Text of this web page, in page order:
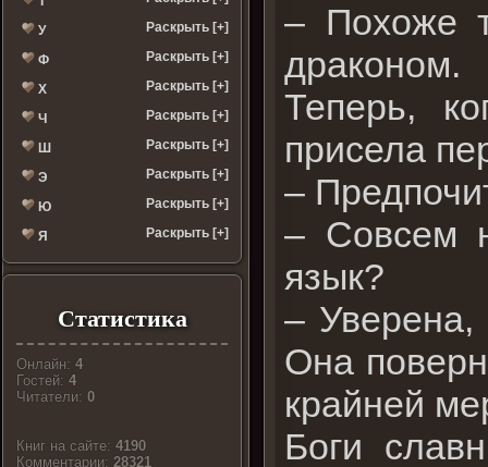
У Раскрыть [+]
Ф Раскрыть [+]
Х Раскрыть [+]
Ч Раскрыть [+]
Ш Раскрыть [+]
Э Раскрыть [+]
Ю Раскрыть [+]
Я Раскрыть [+]
Статистика
Онлайн:4
Гостей:4
Читатели:0
Книг на сайте:4190
Комментарии:28321
– Похоже
драконом.
Теперь,
присела
–
– Совсем
язык?
–
Она
крайней
Боги